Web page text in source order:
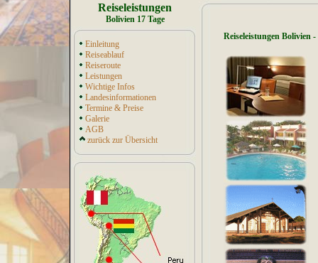
Reiseleistungen
Bolivien 17 Tage
Einleitung
Reiseablauf
Reiseroute
Leistungen
Wichtige Infos
Landesinformationen
Termine & Preise
Galerie
AGB
zurück zur Übersicht
Reiseleistungen Bolivien